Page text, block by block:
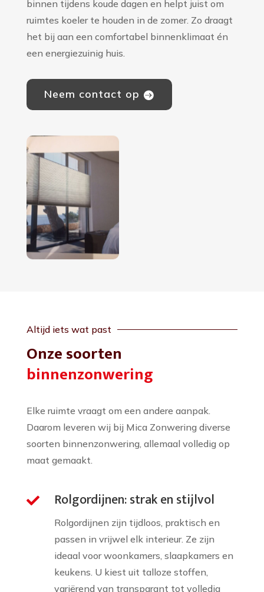
binnen tijdens koude dagen en helpt juist om
ruimtes koeler te houden in de zomer. Zo draagt
het bij aan een comfortabel binnenklimaat én
een energiezuinig huis.
Neem contact op
Altijd iets wat past
Onze soorten
binnenzonwering
Elke ruimte vraagt om een andere aanpak.
Daarom leveren wij bij Mica Zonwering diverse
soorten binnenzonwering, allemaal volledig op
maat gemaakt.
 Rolgordijnen: strak en stijlvol
Rolgordijnen zijn tijdloos, praktisch en
passen in vrijwel elk interieur. Ze zijn
ideaal voor woonkamers, slaapkamers en
keukens. U kiest uit talloze stoffen,
variërend van transparant tot volledig